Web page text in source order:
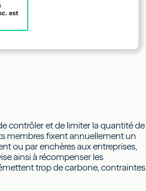
contrôler et de limiter la quantité de
membres fixent annuellement un
ou par enchères aux entreprises,
ainsi à récompenser les
trop de carbone, contraintes